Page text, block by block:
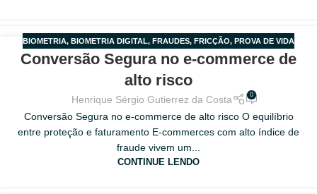
18
MAR
BIOMETRIA, BIOMETRIA DIGITAL, FRAUDES, FRICÇÃO, PROVA DE VIDA
Conversão Segura no e-commerce de
alto risco
Henrique Sérgio Gutierrez da Costa 0
Conversão Segura no e-commerce de alto risco O equilíbrio
entre proteção e faturamento E-commerces com alto índice de
fraude vivem um...
CONTINUE LENDO